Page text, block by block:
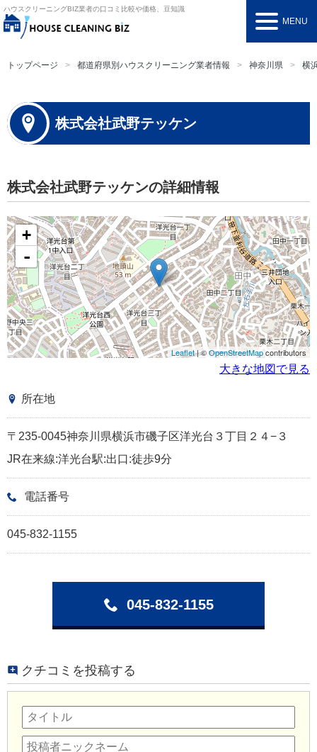
ハウスクリーニングBIZ業者の口コミ比較や価格、豆知識
MENU
トップページ 都道府県別ハウスクリーニング業者情報 神奈川県 横
株式会社武野テッケン
株式会社武野テッケンの詳細情報
+
-
Leaflet| ©OpenStreetMapcontributors
大きな地図で見る
所在地
〒235-0045神奈川県横浜市磯子区洋光台３丁目２４−３
JR在来線:洋光台駅:出口:徒歩9分
電話番号
045-832-1155
045-832-1155
クチコミを投稿する